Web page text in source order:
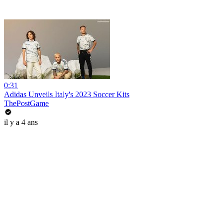
0:31
Adidas Unveils Italy's 2023 Soccer Kits
ThePostGame
il y a 4 ans